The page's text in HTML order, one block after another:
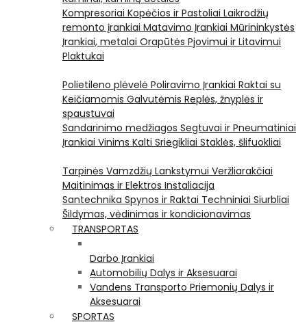
Kompresoriai Kopėčios ir Pastoliai Laikrodžių
remonto įrankiai Matavimo Įrankiai Mūrininkystės
Įrankiai, metalai Orapūtės Pjovimui ir Litavimui
Plaktukai
Polietileno plėvelė Poliravimo Įrankiai Raktai su
Keičiamomis Galvutėmis Replės, žnyplės ir
spaustuvai
Sandarinimo medžiagos Segtuvai ir Pneumatiniai
Įrankiai Vinims Kalti Sriegikliai Staklės, šlifuokliai
Tarpinės Vamzdžių Lankstymui Veržliarakčiai
Maitinimas ir Elektros Instaliacija
Santechnika Spynos ir Raktai Techniniai Siurbliai
Šildymas, vėdinimas ir kondicionavimas
TRANSPORTAS
Darbo Įrankiai
Automobilių Dalys ir Aksesuarai
Vandens Transporto Priemonių Dalys ir
Aksesuarai
SPORTAS